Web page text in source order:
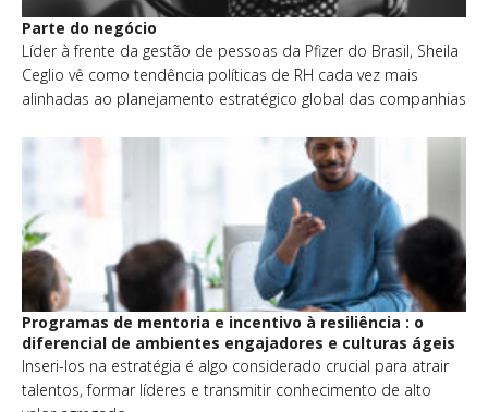
Parte do negócio
Líder à frente da gestão de pessoas da Pfizer do Brasil, Sheila
Ceglio vê como tendência políticas de RH cada vez mais
alinhadas ao planejamento estratégico global das companhias
Programas de mentoria e incentivo à resiliência : o
diferencial de ambientes engajadores e culturas ágeis
Inseri-los na estratégia é algo considerado crucial para atrair
talentos, formar líderes e transmitir conhecimento de alto